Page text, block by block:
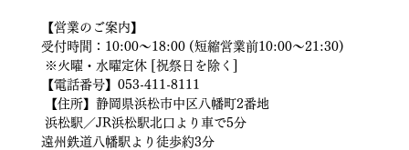
【営業のご案内】
受付時間：10:00〜18:00 (短縮営業前10:00〜21:30)
※火曜・水曜定休 [祝祭日を除く]
【電話番号】053-411-8111
【住所】静岡県浜松市中区八幡町2番地
浜松駅／JR浜松駅北口より車で5分
遠州鉄道八幡駅より徒歩約3分